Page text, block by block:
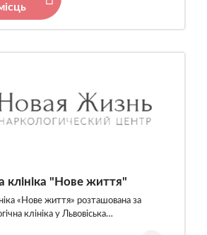
клініка "Нове життя"
«Нове життя» розташована за
клініка у Львовіська…